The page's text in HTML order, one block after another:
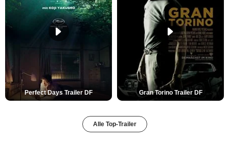
Perfect Days Trailer DF Gran Torino Trailer DF
Alle Top-Trailer